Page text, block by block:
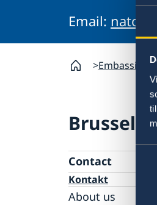
Email: nato-
Embassies
Brussels,
Contact
Kontakt
About us